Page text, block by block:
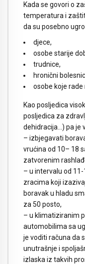
Kada se govori o
temperatura i
da su posebno
djece,
osobe starije
trudnice,
hronični
osobe koje
Kao posljedica
posljedica za
dehidracija…) pa je
– izbjegavati
vrućina od 10– 18
zatvorenim
– u intervalu od
zracima koji
boravak u hladu
za 50 posto,
– u klimatiziranim
automobilima sa
je voditi računa da
unutrašnje i
izlaska iz takvih